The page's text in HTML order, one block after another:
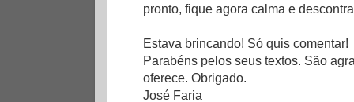
pronto, fique agora calma e
Estava brincando! Só quis comentar!
Parabéns pelos seus textos. São
oferece. Obrigado.
José Faria